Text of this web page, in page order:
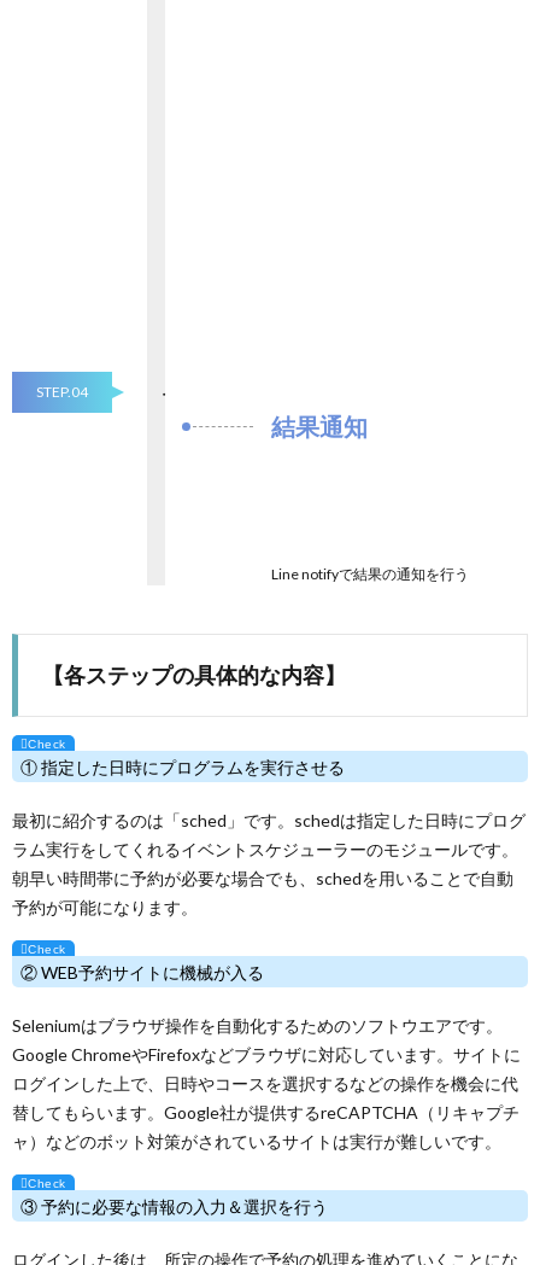
STEP.04
結果通知
Line notifyで結果の通知を行う
【各ステップの具体的な内容】
① 指定した日時にプログラムを実行させる
最初に紹介するのは「sched」です。schedは指定した日時にプログ
ラム実行をしてくれるイベントスケジューラーのモジュールです。
朝早い時間帯に予約が必要な場合でも、schedを用いることで自動
予約が可能になります。
② WEB予約サイトに機械が入る
Seleniumはブラウザ操作を自動化するためのソフトウエアです。
Google ChromeやFirefoxなどブラウザに対応しています。サイトに
ログインした上で、日時やコースを選択するなどの操作を機会に代
替してもらいます。Google社が提供するreCAPTCHA（リキャプチ
ャ）などのボット対策がされているサイトは実行が難しいです。
③ 予約に必要な情報の入力＆選択を行う
ログインした後は、所定の操作で予約の処理を進めていくことにな